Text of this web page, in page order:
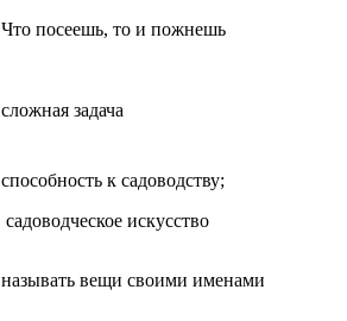
Что посеешь, то и пожнешь
сложная задача
способность к садоводству;
садоводческое искусство
называть вещи своими именами